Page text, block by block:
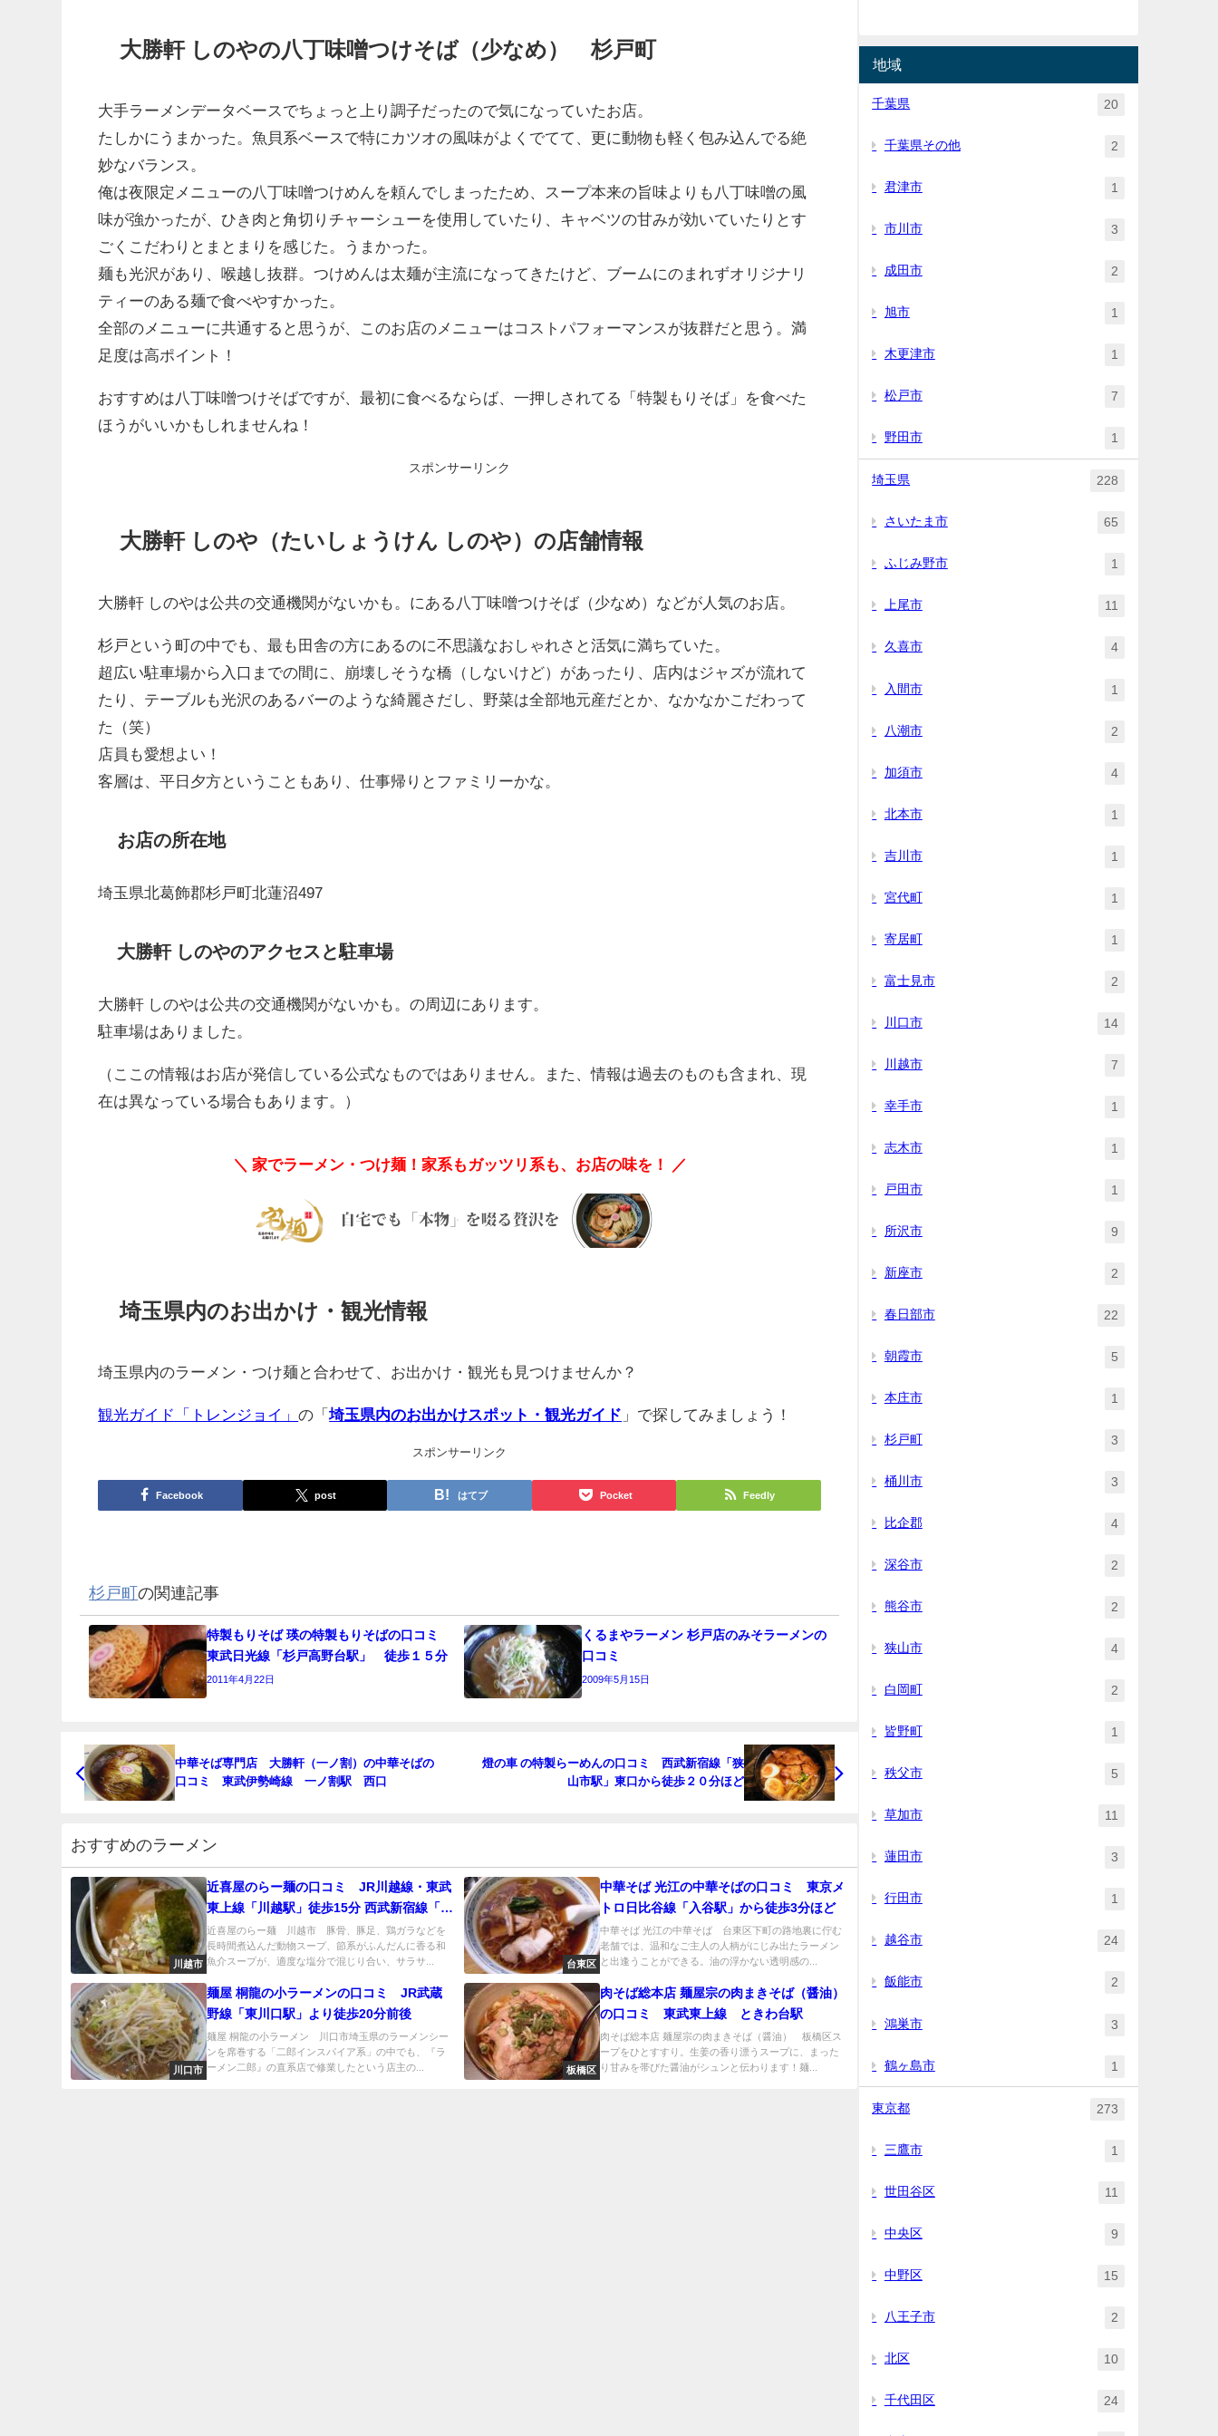
大勝軒 しのやの八丁味噌つけそば（少なめ） 杉戸町
大手ラーメンデータベースでちょっと上り調子だったので気になっていたお店。
たしかにうまかった。魚貝系ベースで特にカツオの風味がよくでてて、更に動物も軽く包み込んでる絶
妙なバランス。
俺は夜限定メニューの八丁味噌つけめんを頼んでしまったため、スープ本来の旨味よりも八丁味噌の風
味が強かったが、ひき肉と角切りチャーシューを使用していたり、キャベツの甘みが効いていたりとす
ごくこだわりとまとまりを感じた。うまかった。
麺も光沢があり、喉越し抜群。つけめんは太麺が主流になってきたけど、ブームにのまれずオリジナリ
ティーのある麺で食べやすかった。
全部のメニューに共通すると思うが、このお店のメニューはコストパフォーマンスが抜群だと思う。満
足度は高ポイント！
おすすめは八丁味噌つけそばですが、最初に食べるならば、一押しされてる「特製もりそば」を食べた
ほうがいいかもしれませんね！
スポンサーリンク
大勝軒 しのや（たいしょうけん しのや）の店舗情報
大勝軒 しのやは公共の交通機関がないかも。にある八丁味噌つけそば（少なめ）などが人気のお店。
杉戸という町の中でも、最も田舎の方にあるのに不思議なおしゃれさと活気に満ちていた。
超広い駐車場から入口までの間に、崩壊しそうな橋（しないけど）があったり、店内はジャズが流れて
たり、テーブルも光沢のあるバーのような綺麗さだし、野菜は全部地元産だとか、なかなかこだわって
た（笑）
店員も愛想よい！
客層は、平日夕方ということもあり、仕事帰りとファミリーかな。
お店の所在地
埼玉県北葛飾郡杉戸町北蓮沼497
大勝軒 しのやのアクセスと駐車場
大勝軒 しのやは公共の交通機関がないかも。の周辺にあります。
駐車場はありました。
（ここの情報はお店が発信している公式なものではありません。また、情報は過去のものも含まれ、現
在は異なっている場合もあります。）
＼ 家でラーメン・つけ麺！家系もガッツリ系も、お店の味を！ ／
埼玉県内のお出かけ・観光情報
埼玉県内のラーメン・つけ麺と合わせて、お出かけ・観光も見つけませんか？
観光ガイド「トレンジョイ」の「埼玉県内のお出かけスポット・観光ガイド 」で探してみましょう！
スポンサーリンク
Facebook post はてブ Pocket Feedly
杉戸町の関連記事
特製もりそば 瑛の特製もりそばの口コミ
東武日光線「杉戸高野台駅」 徒歩１５分
2011年4月22日
くるまやラーメン 杉戸店のみそラーメンの
口コミ
2009年5月15日
中華そば専門店 大勝軒（一ノ割）の中華そばの
口コミ 東武伊勢崎線 一ノ割駅 西口
燈の車 の特製らーめんの口コミ 西武新宿線「狭
山市駅」東口から徒歩２０分ほど
おすすめのラーメン
川越市
近喜屋のらー麺の口コミ JR川越線・東武
東上線「川越駅」徒歩15分 西武新宿線「本
川越駅」徒歩１５分
近喜屋のらー麺 川越市 豚骨、豚足、鶏ガラなどを
長時間煮込んだ動物スープ、節系がふんだんに香る和
魚介スープが、適度な塩分で混じり合い、サラサ...
台東区
中華そば 光江の中華そばの口コミ 東京メ
トロ日比谷線「入谷駅」から徒歩3分ほど
中華そば 光江の中華そば 台東区下町の路地裏に佇む
老舗では、温和なご主人の人柄がにじみ出たラーメン
と出逢うことができる。油の浮かない透明感の...
川口市
麺屋 桐龍の小ラーメンの口コミ JR武蔵
野線「東川口駅」より徒歩20分前後
麺屋 桐龍の小ラーメン 川口市埼玉県のラーメンシー
ンを席巻する「二郎インスパイア系」の中でも、『ラ
ーメン二郎』の直系店で修業したという店主の...
板橋区
肉そば総本店 麺屋宗の肉まきそば（醤油）
の口コミ 東武東上線 ときわ台駅
肉そば総本店 麺屋宗の肉まきそば（醤油） 板橋区ス
ープをひとすすり。生姜の香り漂うスープに、まった
り甘みを帯びた醤油がシュンと伝わります！麺...
地域
千葉県 20
千葉県その他 2
君津市 1
市川市 3
成田市 2
旭市 1
木更津市 1
松戸市 7
野田市 1
埼玉県 228
さいたま市 65
ふじみ野市 1
上尾市 11
久喜市 4
入間市 1
八潮市 2
加須市 4
北本市 1
吉川市 1
宮代町 1
寄居町 1
富士見市 2
川口市 14
川越市 7
幸手市 1
志木市 1
戸田市 1
所沢市 9
新座市 2
春日部市 22
朝霞市 5
本庄市 1
杉戸町 3
桶川市 3
比企郡 4
深谷市 2
熊谷市 2
狭山市 4
白岡町 2
皆野町 1
秩父市 5
草加市 11
蓮田市 3
行田市 1
越谷市 24
飯能市 2
鴻巣市 3
鶴ヶ島市 1
東京都 273
三鷹市 1
世田谷区 11
中央区 9
中野区 15
八王子市 2
北区 10
千代田区 24